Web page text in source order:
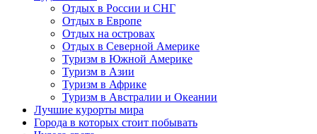
Отдых в России и СНГ
Отдых в Европе
Отдых на островах
Отдых в Северной Америке
Туризм в Южной Америке
Туризм в Азии
Туризм в Африке
Туризм в Австралии и Океании
Лучшие курорты мира
Города в которых стоит побывать